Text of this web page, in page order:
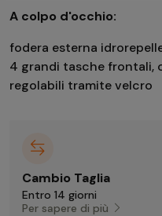
A colpo d'occhio:
fodera esterna
4 grandi tasche frontali,
regolabili tramite velcro
Cambio Taglia
Entro 14 giorni
Per sapere di più